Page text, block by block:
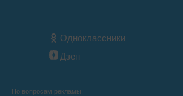
Одноклассники
Дзен
По вопросам рекламы: